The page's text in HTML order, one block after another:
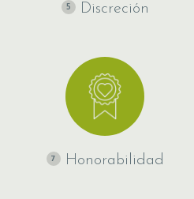
5 Discreción
7 Honorabilidad